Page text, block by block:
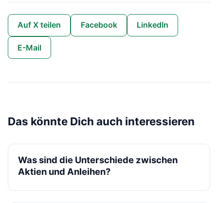
Auf X teilen Facebook LinkedIn
E-Mail
Das könnte Dich auch interessieren
Was sind die Unterschiede zwischen
Aktien und Anleihen?